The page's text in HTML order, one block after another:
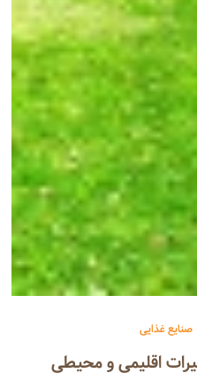
صنایع غذایی
اقلیمی و محیطی